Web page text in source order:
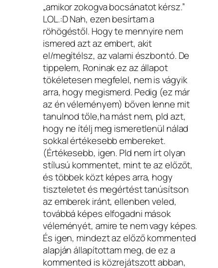
„amikor zokogva bocsánatot kérsz.”
LOL.:D Nah, ezen besírtam a
röhögéstől. Hogy te mennyire nem
ismered azt az embert, akit
el/megítélsz, az valami észbontó. De
tippelem, Roninak ez az állapot
tökéletesen megfelel, nem is vágyik
arra, hogy megismerd. Pedig (ez már
az én véleményem) bőven lenne mit
tanulnod tőle,ha mást nem, pld azt,
hogy ne ítélj meg ismeretlenül nálad
sokkal értékesebb embereket.
(Értékesebb, igen. Pld nem írt olyan
stílusú kommentet, mint te az előzőt,
és többek közt képes arra, hogy
tiszteletet és megértést tanúsítson
az emberek iránt, ellenben veled,
továbbá képes elfogadni mások
véleményét, amire te nem vagy képes.
És igen, mindezt az előző kommented
alapján állapítottam meg, de ez a
kommented is közrejátszott abban,